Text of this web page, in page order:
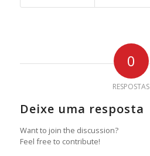
0
RESPOSTAS
Deixe uma resposta
Want to join the discussion?
Feel free to contribute!